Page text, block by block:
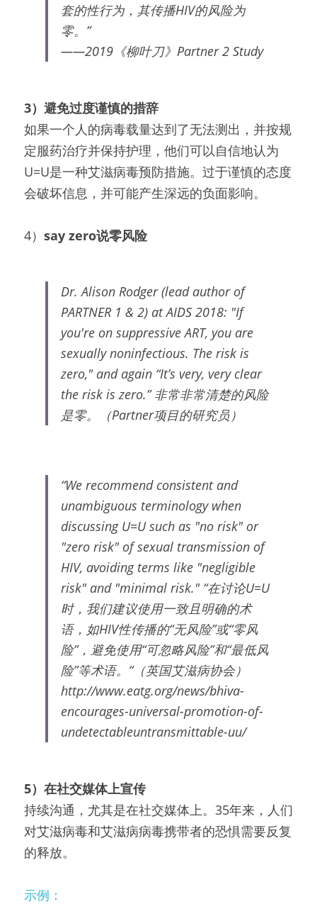
套的性行为，其传播HIV的风险为
零。”
——2019《柳叶刀》Partner 2 Study
3）避免过度谨慎的措辞
如果一个人的病毒载量达到了无法测出，并按规
定服药治疗并保持护理，他们可以自信地认为
U=U是一种艾滋病毒预防措施。过于谨慎的态度
会破坏信息，并可能产生深远的负面影响。
4） say zero说零风险
Dr. Alison Rodger (lead author of
PARTNER 1 & 2) at AIDS 2018: "If
you're on suppressive ART, you are
sexually noninfectious. The risk is
zero," and again “It’s very, very clear
the risk is zero.” 非常非常清楚的风险
是零。（Partner项目的研究员）
“We recommend consistent and
unambiguous terminology when
discussing U=U such as "no risk" or
"zero risk" of sexual transmission of
HIV, avoiding terms like "negligible
risk" and "minimal risk." “在讨论U=U
时，我们建议使用一致且明确的术
语，如HIV性传播的“无风险”或“零风
险”，避免使用“可忽略风险”和“最低风
险”等术语。“（英国艾滋病协会）
http://www.eatg.org/news/bhiva-
encourages-universal-promotion-of-
undetectableuntransmittable-uu/​
5） 在社交媒体上宣传
持续沟通，尤其是在社交媒体上。35年来，人们
对艾滋病毒和艾滋病病毒携带者的恐惧需要反复
的释放。
示例：